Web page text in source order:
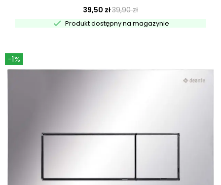
39,50 zł39,90 zł
 Produkt dostępny na magazynie
-1%